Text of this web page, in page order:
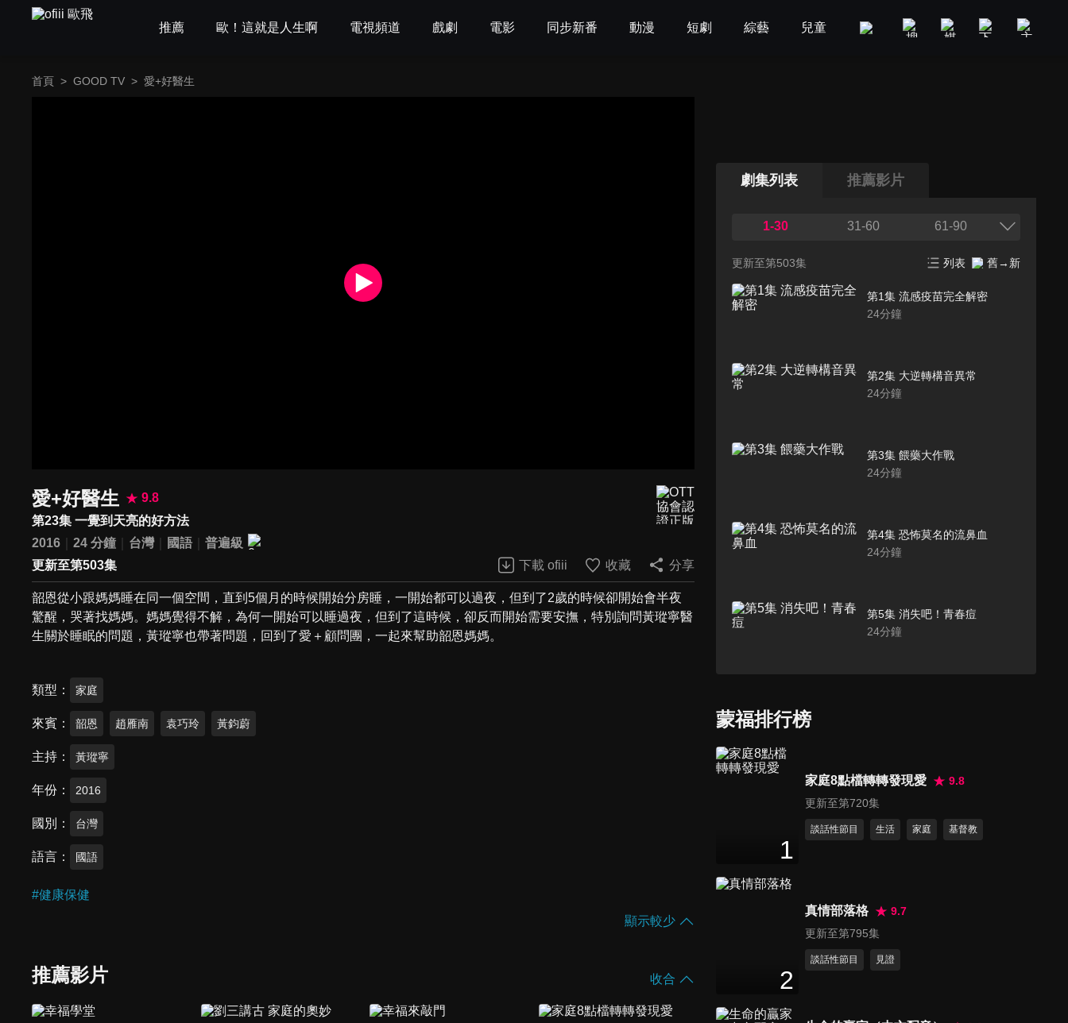
推薦 歐！這就是人生啊 電視頻道 戲劇 電影 同步新番 動漫 短劇 綜藝 兒童 GOOD TV 娛樂 美食旅遊
首頁 > GOOD TV > 愛+好醫生
愛+好醫生
9.8
第23集 一覺到天亮的好方法
2016
24 分鐘 台灣 國語
普遍級
更新至第503集
下載 ofiii 收藏 分享
韶恩從小跟媽媽睡在同一個空間，直到5個月的時候開始分房睡，一開始都可以過夜，但到了2歲的時候卻開始會半夜
驚醒，哭著找媽媽。媽媽覺得不解，為何一開始可以睡過夜，但到了這時候，卻反而開始需要安撫，特別詢問黃瑽寧醫
生關於睡眠的問題，黃瑽寧也帶著問題，回到了愛＋顧問團，一起來幫助韶恩媽媽。
類型 家庭
來賓 韶恩 趙雁南 袁巧玲 黃鈞蔚
主持 黃瑽寧
年份 2016
國別 台灣
語言 國語
#健康保健
顯示較少
推薦影片 收合
劇集列表 推薦影片
1-30 31-60 61-90
更新至第503集 列表 舊→新
第1集 流感疫苗完全解密
24分鐘
第2集 大逆轉構音異常
24分鐘
第3集 餵藥大作戰
24分鐘
第4集 恐怖莫名的流鼻血
24分鐘
第5集 消失吧！青春痘
24分鐘
第7集 睡醒在地上的神秘事件
24 分鐘
第9集 睡眠中的驚聲尖叫
蒙福排行榜
1
家庭8點檔轉轉發現愛
9.8
更新至第720集
談話性節目 生活 家庭 基督教
2
真情部落格
9.7
更新至第795集
談話性節目 見證